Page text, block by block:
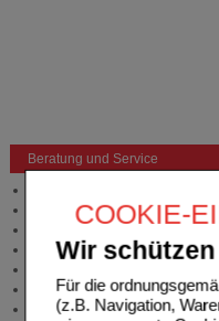
COOKIE-
Wir
Für die
(z.B. Navigation,
Beratung und Service
Produktberatung
Meldung Arzneimittelrisiken
Zuzahlungsfreie Arzneien
Newsletter
Neukundenprämie